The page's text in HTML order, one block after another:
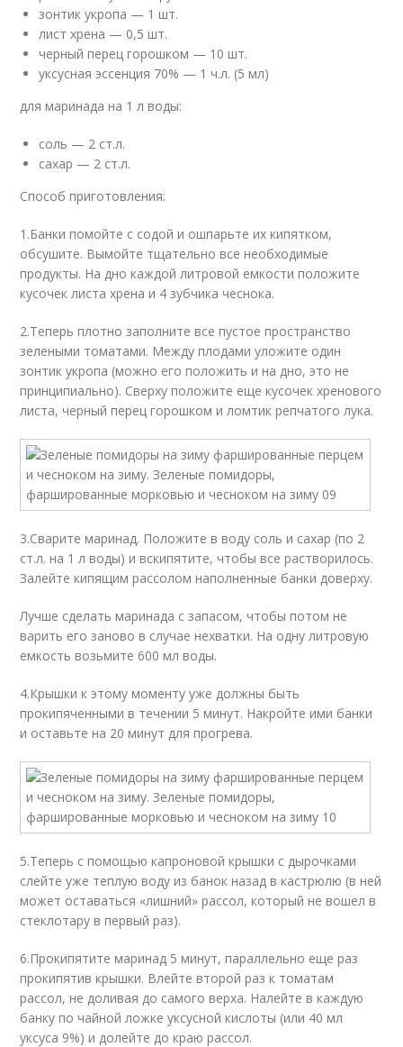
зонтик укропа — 1 шт.
лист хрена — 0,5 шт.
черный перец горошком — 10 шт.
уксусная эссенция 70% — 1 ч.л. (5 мл)
для маринада на 1 л воды:
соль — 2 ст.л.
сахар — 2 ст.л.
Способ приготовления:
1.Банки помойте с содой и ошпарьте их кипятком,
обсушите. Вымойте тщательно все необходимые
продукты. На дно каждой литровой емкости положите
кусочек листа хрена и 4 зубчика чеснока.
2.Теперь плотно заполните все пустое пространство
зелеными томатами. Между плодами уложите один
зонтик укропа (можно его положить и на дно, это не
принципиально). Сверху положите еще кусочек хренового
листа, черный перец горошком и ломтик репчатого лука.
3.Сварите маринад. Положите в воду соль и сахар (по 2
ст.л. на 1 л воды) и вскипятите, чтобы все растворилось.
Залейте кипящим рассолом наполненные банки доверху.
Лучше сделать маринада с запасом, чтобы потом не
варить его заново в случае нехватки. На одну литровую
емкость возьмите 600 мл воды.
4.Крышки к этому моменту уже должны быть
прокипяченными в течении 5 минут. Накройте ими банки
и оставьте на 20 минут для прогрева.
5.Теперь с помощью капроновой крышки с дырочками
слейте уже теплую воду из банок назад в кастрюлю (в ней
может оставаться «лишний» рассол, который не вошел в
стеклотару в первый раз).
6.Прокипятите маринад 5 минут, параллельно еще раз
прокипятив крышки. Влейте второй раз к томатам
рассол, не доливая до самого верха. Налейте в каждую
банку по чайной ложке уксусной кислоты (или 40 мл
уксуса 9%) и долейте до краю рассол.